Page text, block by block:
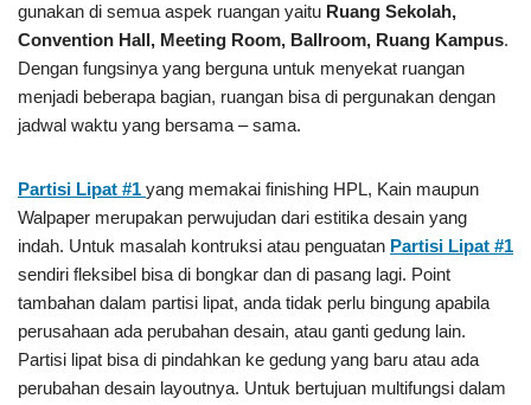
gunakan di semua aspek ruangan yaitu Ruang Sekolah,
Convention Hall, Meeting Room, Ballroom, Ruang Kampus.
Dengan fungsinya yang berguna untuk menyekat ruangan
menjadi beberapa bagian, ruangan bisa di pergunakan dengan
jadwal waktu yang bersama – sama.
Partisi Lipat #1 yang memakai finishing HPL, Kain maupun
Walpaper merupakan perwujudan dari estitika desain yang
indah. Untuk masalah kontruksi atau penguatan Partisi Lipat #1
sendiri fleksibel bisa di bongkar dan di pasang lagi. Point
tambahan dalam partisi lipat, anda tidak perlu bingung apabila
perusahaan ada perubahan desain, atau ganti gedung lain.
Partisi lipat bisa di pindahkan ke gedung yang baru atau ada
perubahan desain layoutnya. Untuk bertujuan multifungsi dalam